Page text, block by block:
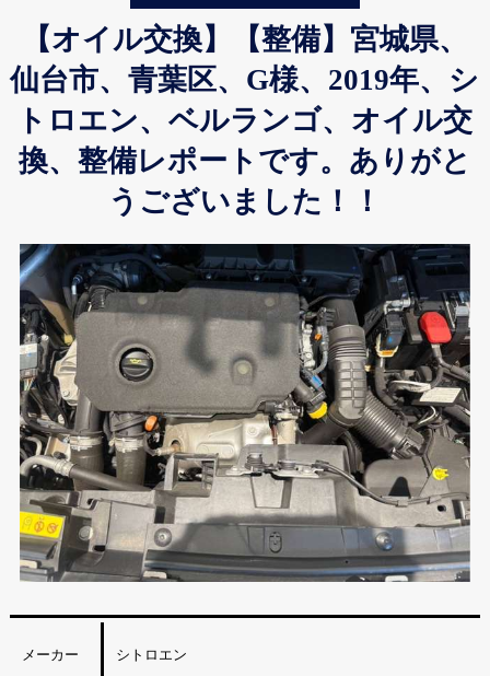
【オイル交換】【整備】宮城県、
仙台市、青葉区、G様、2019年、シ
トロエン、ベルランゴ、オイル交
換、整備レポートです。ありがと
うございました！！
メーカー シトロエン